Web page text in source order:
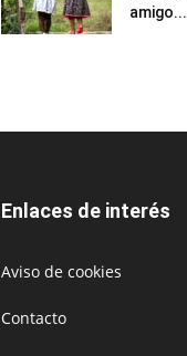
amigo...
Enlaces de interés
Aviso de cookies
Contacto